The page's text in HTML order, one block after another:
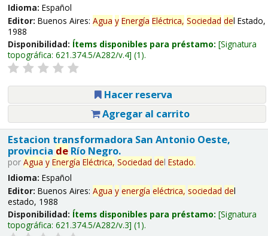
Idioma: Español
Editor: Buenos Aires: Agua y Energía Eléctrica, Sociedad del Estado,
1988
Disponibilidad: Ítems disponibles para préstamo: Signatura
topográfica: 621.374.5/A282/v.4 (1).
Hacer reserva
Agregar al carrito
Estacion transformadora San Antonio Oeste,
provincia deRío Negro.
por Agua y Energía Eléctrica, Sociedad del Estado.
Idioma: Español
Editor: Buenos Aires: Agua y energía eléctrica, sociedad del
estado, 1988
Disponibilidad: Ítems disponibles para préstamo: Signatura
topográfica: 621.374.5/A282/v.3 (1).